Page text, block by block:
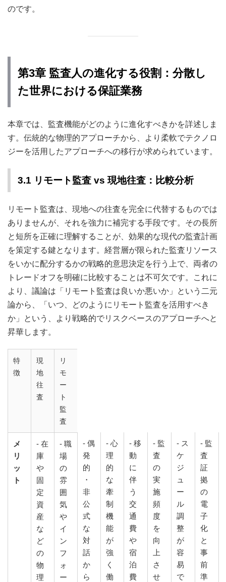
のです。
第3章 監査人の進化する役割：分散し
た世界における保証業務
本章では、監査機能がどのように進化すべきかを詳述しま
す。伝統的な物理的アプローチから、より柔軟でテクノロ
ジーを活用したアプローチへの移行が求められています。
3.1 リモート監査 vs 現地往査：比較分析
リモート監査は、現地への往査を完全に代替するものでは
ありませんが、それを強力に補完する手段です。その長所
と短所を正確に理解することが、効果的な現代の監査計画
を策定する鍵となります。経営層が限られた監査リソース
をいかに配分するかの戦略的意思決定を行う上で、両者の
トレードオフを明確に比較することは不可欠です。これに
より、議論は「リモート監査は良いか悪いか」という二元
論から、「いつ、どのようにリモート監査を活用すべき
か」という、より戦略的でリスクベースのアプローチへと
昇華します。
特
徴
現
地
往
査
リ
モ
ー
ト
監
査
メ
リ
ッ
ト
- 在
庫
や
固
定
資
産
な
ど
の
物
理
- 職
場
の
雰
囲
気
や
イ
ン
フ
ォ
ー
- 偶
発
的
・
非
公
式
な
対
話
か
ら
- 心
理
的
な
牽
制
機
能
が
強
く
働
- 移
動
に
伴
う
交
通
費
や
宿
泊
費
- 監
査
の
実
施
頻
度
を
向
上
さ
せ
- ス
ケ
ジ
ュ
ー
ル
調
整
が
容
易
で
- 監
査
証
拠
の
電
子
化
と
事
前
準